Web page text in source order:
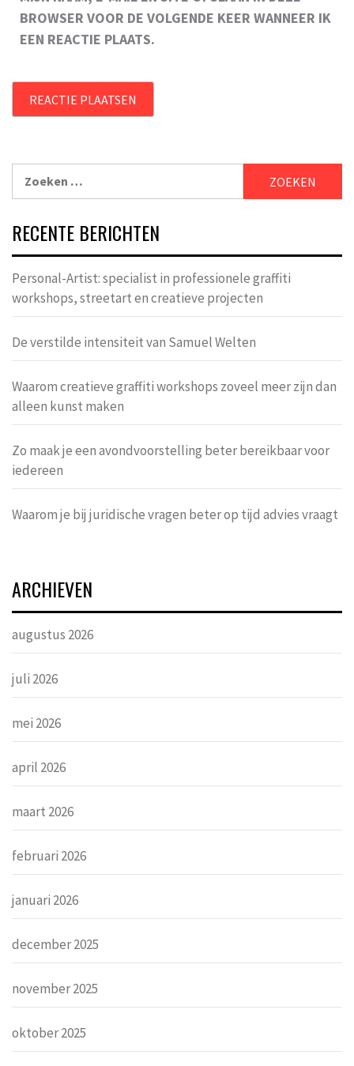
BROWSER VOOR DE VOLGENDE KEER WANNEER IK
EEN REACTIE PLAATS.
RECENTE BERICHTEN
Personal-Artist: specialist in professionele graffiti
workshops, streetart en creatieve projecten
De verstilde intensiteit van Samuel Welten
Waarom creatieve graffiti workshops zoveel meer zijn dan
alleen kunst maken
Zo maak je een avondvoorstelling beter bereikbaar voor
iedereen
Waarom je bij juridische vragen beter op tijd advies vraagt
ARCHIEVEN
augustus 2026
juli 2026
mei 2026
april 2026
maart 2026
februari 2026
januari 2026
december 2025
november 2025
oktober 2025